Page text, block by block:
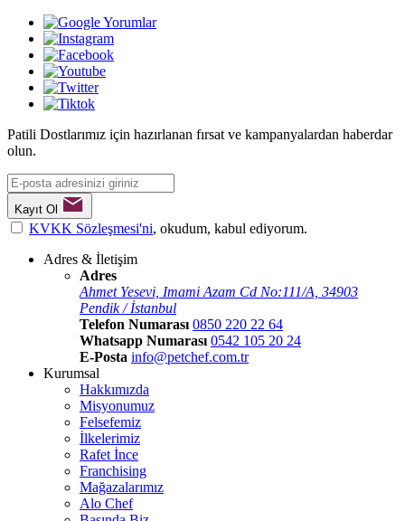
Patili Dostlarımız için hazırlanan fırsat ve kampanyalardan haberdar
olun.
Kayıt Ol
KVKK Sözleşmesi'ni, okudum, kabul ediyorum.
Adres & İletişim
Adres
Ahmet Yesevi, Imami Azam Cd No:111/A, 34903
Pendik / İstanbul
Telefon Numarası 0850 220 22 64
Whatsapp Numarası 0542 105 20 24
E-Posta info@petchef.com.tr
Kurumsal
Hakkımızda
Misyonumuz
Felsefemiz
İlkelerimiz
Rafet İnce
Franchising
Mağazalarımız
Alo Chef